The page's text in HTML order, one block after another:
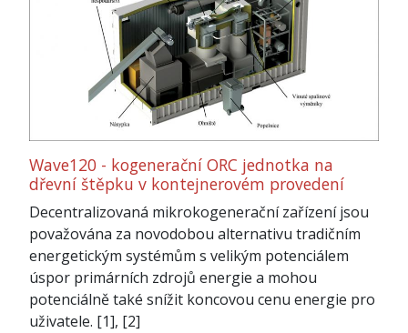
Wave120 - kogenerační ORC jednotka na
dřevní štěpku v kontejnerovém provedení
Decentralizovaná mikrokogenerační zařízení jsou
považována za novodobou alternativu tradičním
energetickým systémům s velikým potenciálem
úspor primárních zdrojů energie a mohou
potenciálně také snížit koncovou cenu energie pro
uživatele. [1], [2]